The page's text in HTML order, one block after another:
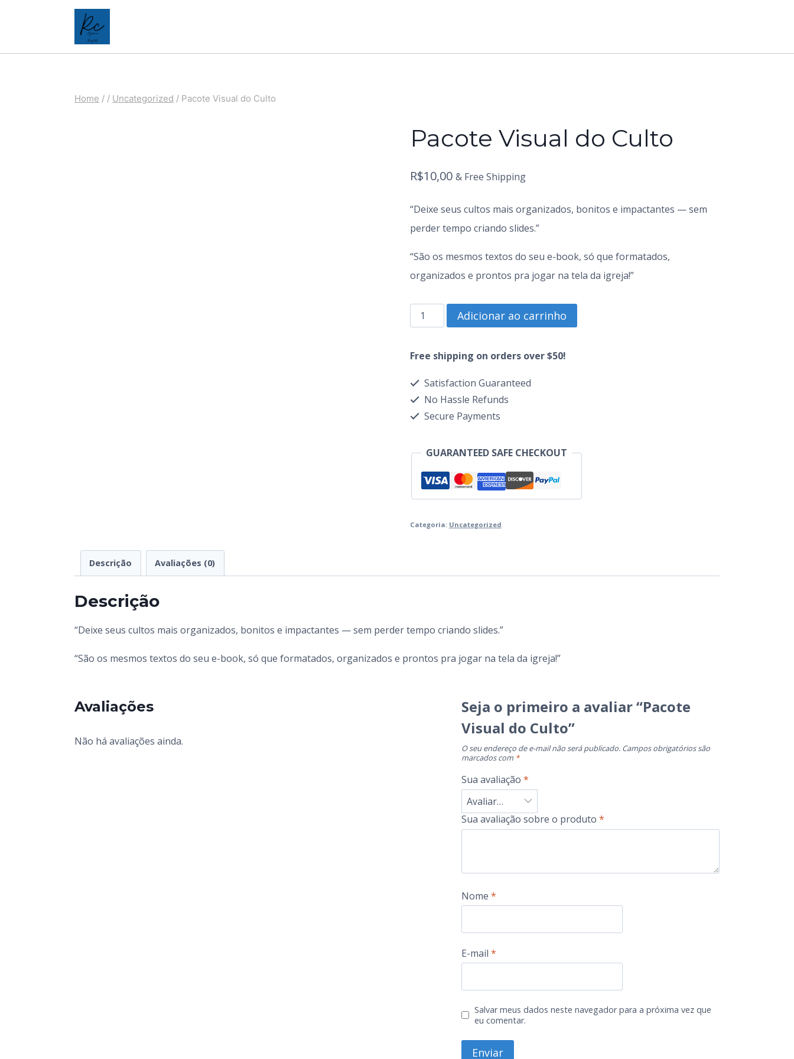
Home / / Uncategorized / Pacote Visual do Culto
Pacote Visual do Culto
R$10,00 & Free Shipping
“Deixe seus cultos mais organizados, bonitos e impactantes — sem
perder tempo criando slides.”
“São os mesmos textos do seu e-book, só que formatados,
organizados e prontos pra jogar na tela da igreja!”
Pacote
Visual
do
quantidade
Adicionar ao carrinho
Free shipping on orders over $50!
Satisfaction Guaranteed
No Hassle Refunds
Secure Payments
GUARANTEED SAFE CHECKOUT
Categoria: Uncategorized
Descrição Avaliações (0)
Descrição
“Deixe seus cultos mais organizados, bonitos e impactantes — sem perder tempo criando slides.”
“São os mesmos textos do seu e-book, só que formatados, organizados e prontos pra jogar na tela da igreja!”
Avaliações
Não há avaliações ainda.
Seja o primeiro a avaliar “Pacote
Visual do Culto”
O seu endereço de e-mail não será publicado. Campos obrigatórios são
marcados com *
Sua avaliação*
Sua avaliação sobre o produto*
Nome*
E-mail*
Salvar meus dados neste navegador para a próxima vez que
eu comentar.